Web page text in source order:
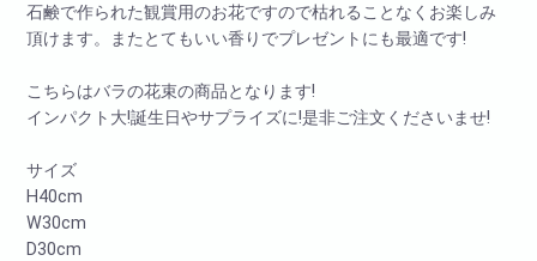
石鹸で作られた観賞用のお花ですので枯れることなくお楽しみ
頂けます。またとてもいい香りでプレゼントにも最適です!
こちらはバラの花束の商品となります!
インパクト大!誕生日やサプライズに!是非ご注文くださいませ!
サイズ
H40cm
W30cm
D30cm